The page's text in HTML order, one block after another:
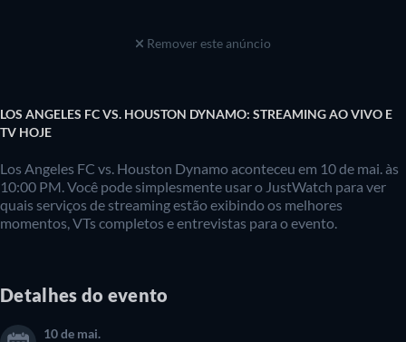
Remover este anúncio
LOS ANGELES FC VS. HOUSTON DYNAMO: STREAMING AO VIVO E
TV HOJE
Los Angeles FC vs. Houston Dynamo aconteceu em 10 de mai. às
10:00 PM. Você pode simplesmente usar o JustWatch para ver
quais serviços de streaming estão exibindo os melhores
momentos, VTs completos e entrevistas para o evento.
Detalhes do evento
10 de mai.